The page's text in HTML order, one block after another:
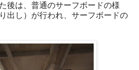
後は、普通のサーフボードの様
出し）が行われ、サーフボードの